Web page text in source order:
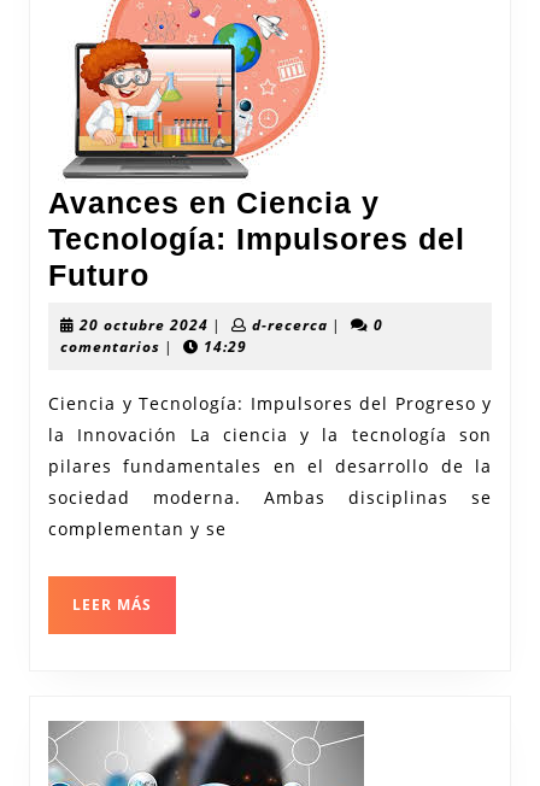
Avances en Ciencia y
Tecnología: Impulsores del
Futuro
Ciencia
Tecnología:
Impulsores
del
Futuro
20 octubre 2024 20
octubre
| d-recercad-|
0
comentarios | 14:29
Ciencia y Tecnología: Impulsores del Progreso y
la Innovación La ciencia y la tecnología son
pilares fundamentales en el desarrollo de la
sociedad moderna. Ambas disciplinas se
complementan y se
LEER MÁS